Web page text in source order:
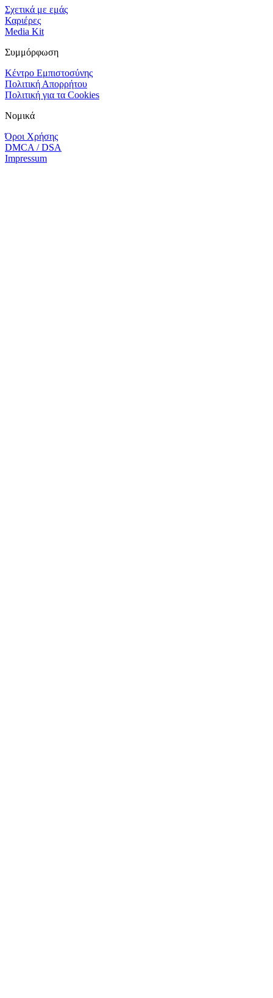
Σχετικά με εμάς
Καριέρες
Media Kit
Συμμόρφωση
Κέντρο Εμπιστοσύνης
Πολιτική Απορρήτου
Πολιτική για τα Cookies
Νομικά
Όροι Χρήσης
DMCA / DSA
Impressum